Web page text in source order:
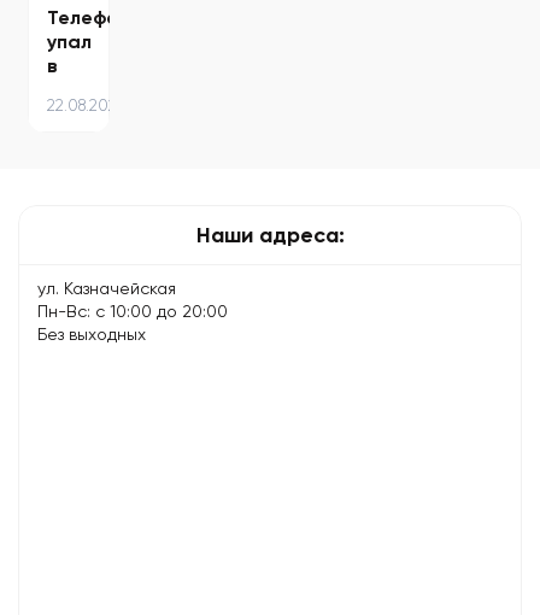
Телефон
упал
в
–
22.08.2024
Наши адреса:
ул. Казначейская
Пн-Вс: с 10:00 до 20:00
Без выходных